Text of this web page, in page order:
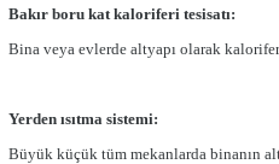
Bakır boru kat kaloriferi tesisatı:
Bina veya evlerde altyapı olarak
Yerden ısıtma sistemi:
Büyük küçük tüm mekanlarda binanın alt